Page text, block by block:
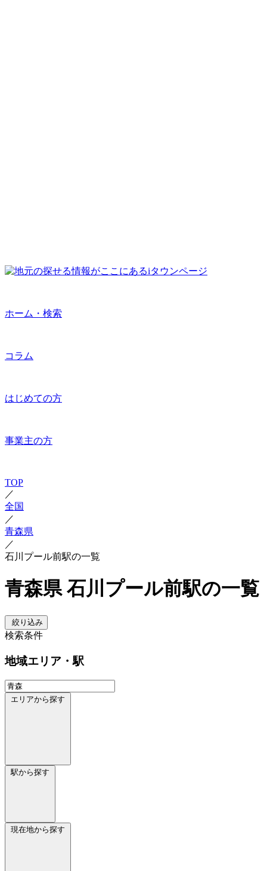
ホーム・検索
コラム
はじめての方
事業主の方
TOP
／
全国
／
青森県
／
石川プール前駅の一覧
青森県 石川プール前駅の一覧
絞り込み
検索条件
地域エリア・駅
エリアから探す
駅から探す
現在地から探す